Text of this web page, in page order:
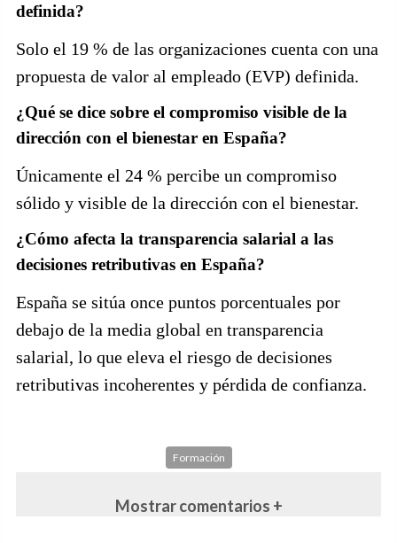
definida?
Solo el 19 % de las organizaciones cuenta con una
propuesta de valor al empleado (EVP) definida.
¿Qué se dice sobre el compromiso visible de la
dirección con el bienestar en España?
Únicamente el 24 % percibe un compromiso
sólido y visible de la dirección con el bienestar.
¿Cómo afecta la transparencia salarial a las
decisiones retributivas en España?
España se sitúa once puntos porcentuales por
debajo de la media global en transparencia
salarial, lo que eleva el riesgo de decisiones
retributivas incoherentes y pérdida de confianza.
Formación
Mostrar comentarios +